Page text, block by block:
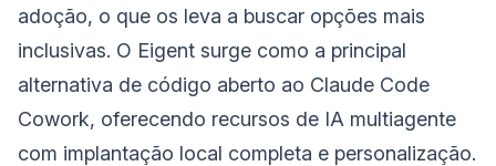
adoção, o que os leva a buscar opções mais
inclusivas. O Eigent surge como a principal
alternativa de código aberto ao Claude Code
Cowork, oferecendo recursos de IA multiagente
com implantação local completa e personalização.